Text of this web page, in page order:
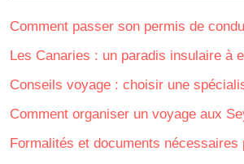
Comment passer son permis de
Les Canaries : un paradis insulaire à
Conseils voyage : choisir une
Comment organiser un voyage aux
Formalités et documents